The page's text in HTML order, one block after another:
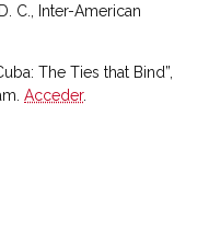
C., Inter-American
The Ties that Bind”,
Acceder.